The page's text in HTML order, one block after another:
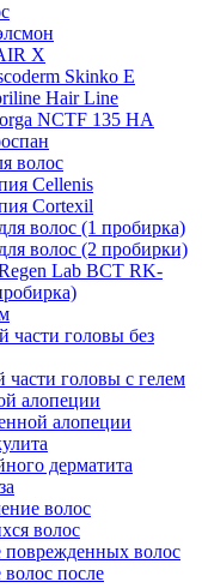
X
Skinko E
Hair Line
NCTF 135 HA
волос
Cellenis
Cortexil
волос (1 пробирка)
волос (2 пробирки)
Lab BCT RK-
головы без
головы с гелем
алопеции
алопеции
дерматита
волос
волос
поврежденных волос
после